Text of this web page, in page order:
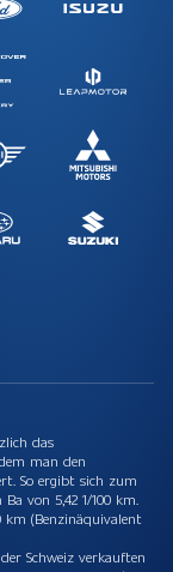
das
man den
So ergibt sich zum
von 5,42 1/100 km.
km (Benzinäquivalent
Schweiz verkauften